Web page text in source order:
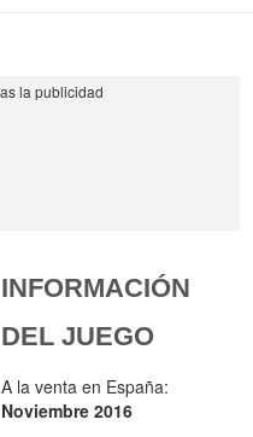
INFORMACIÓN
DEL JUEGO
A la venta en España:
Noviembre 2016